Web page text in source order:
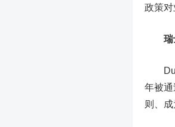
政策对
瑞
年被
则、